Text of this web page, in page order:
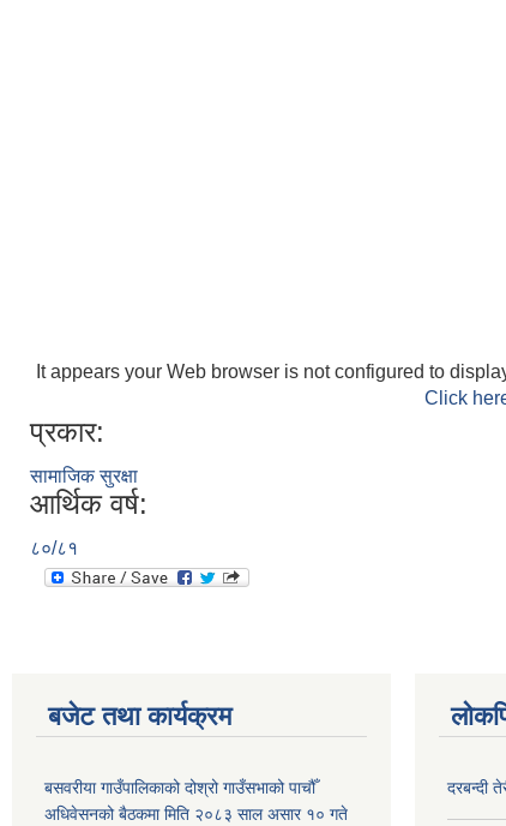
It appears your Web browser is not configured to
Click
प्रकार:
सामाजिक सुरक्षा
आर्थिक वर्ष:
८०/८१
बजेट तथा कार्यक्रम
बसवरीया गाउँपालिकाको दोश्रो गाउँसभाको पाचौँ
अधिवेसनको बैठकमा मिति २०८३ साल असार १० गते
दरबन्दी